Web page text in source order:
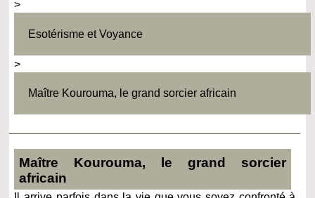
>
Esotérisme et Voyance
>
Maître Kourouma, le grand sorcier africain
Maître Kourouma, le grand sorcier
africain